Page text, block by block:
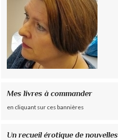
Mes livres à commander
en cliquant sur ces bannières
Un recueil érotique de nouvelles